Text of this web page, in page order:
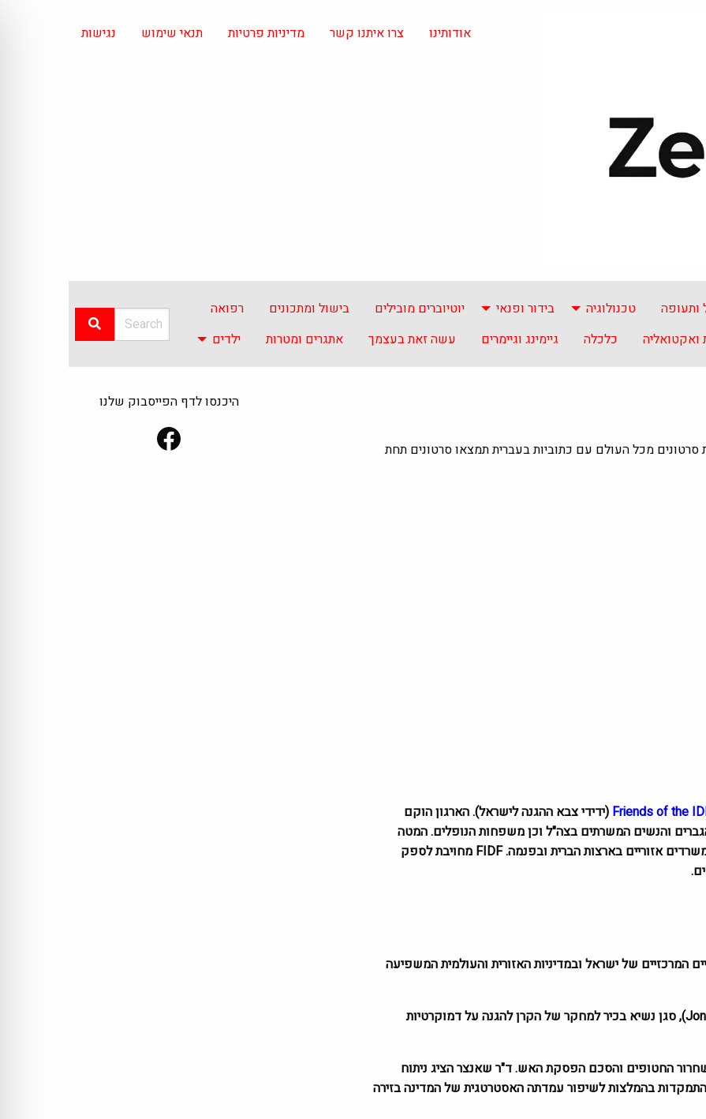
אודותינו צרו איתנו קשר מדיניות פרטיות תנאי שימוש נגישות
ותעופה טכנולוגיה בידור ופנאי יוטיוברים מובילים בישול ומתכונים
רפואה
כלכלה גיימינג וגיימרים עשה זאת בעצמך אתגרים ומטרות ילדים
סרטונים מכל העולם עם כתוביות בעברית תמצאו סרטונים תחת
Friends of the (ידידי צבא ההגנה לישראל). הארגון הוקם
הגברים והנשים המשרתים בצה"ל וכן משפחות הנופלים. המטה
FIDF מחויבת לספק
עסק באתגרים הביטחוניים המרכזיים של ישראל ובמדיניות האזורית והעולמית המשפיעה
), סגן נשיא בכיר למחקר של הקרן להגנה על דמוקרטיות
החטופים והסכם הפסקת האש. ד"ר שאנצר הציג ניתוח
בהמלצות לשיפור עמדתה האסטרטגית של המדינה בזירה
היכנסו לדף הפייסבוק שלנו
Facebook